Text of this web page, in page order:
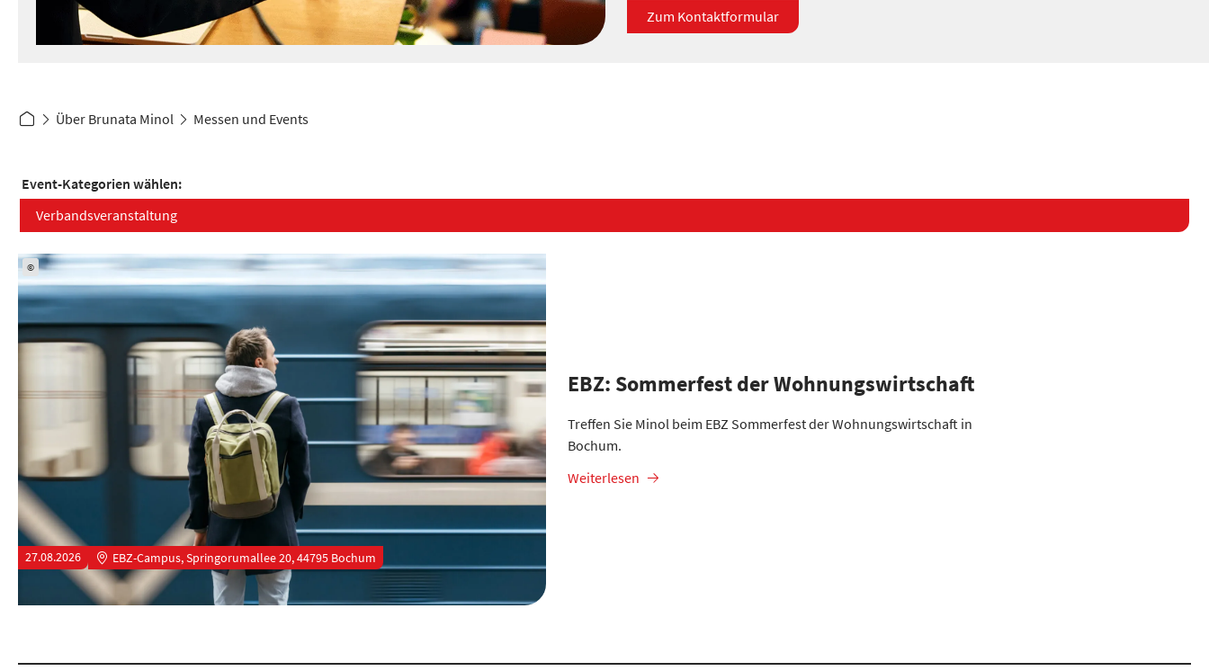
Zum Kontaktformular
Über Brunata Minol Messen und Events
Event-Kategorien wählen:
Verbandsveranstaltung
©
27.08.2026 EBZ-Campus, Springorumallee 20, 44795 Bochum
EBZ: Sommerfest der Wohnungswirtschaft
Treffen Sie Minol beim EBZ Sommerfest der Wohnungswirtschaft in
Bochum.
Weiterlesen